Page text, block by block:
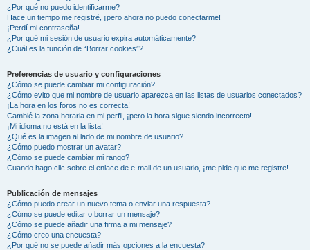
¿Por qué no puedo identificarme?
Hace un tiempo me registré, ¡pero ahora no puedo conectarme!
¡Perdí mi contraseña!
¿Por qué mi sesión de usuario expira automáticamente?
¿Cuál es la función de “Borrar cookies”?
Preferencias de usuario y configuraciones
¿Cómo se puede cambiar mi configuración?
¿Cómo evito que mi nombre de usuario aparezca en las listas de usuarios conectados?
¡La hora en los foros no es correcta!
Cambié la zona horaria en mi perfil, ¡pero la hora sigue siendo incorrecto!
¡Mi idioma no está en la lista!
¿Qué es la imagen al lado de mi nombre de usuario?
¿Cómo puedo mostrar un avatar?
¿Cómo se puede cambiar mi rango?
Cuando hago clic sobre el enlace de e-mail de un usuario, ¡me pide que me registre!
Publicación de mensajes
¿Cómo puedo crear un nuevo tema o enviar una respuesta?
¿Cómo se puede editar o borrar un mensaje?
¿Cómo se puede añadir una firma a mi mensaje?
¿Cómo creo una encuesta?
¿Por qué no se puede añadir más opciones a la encuesta?